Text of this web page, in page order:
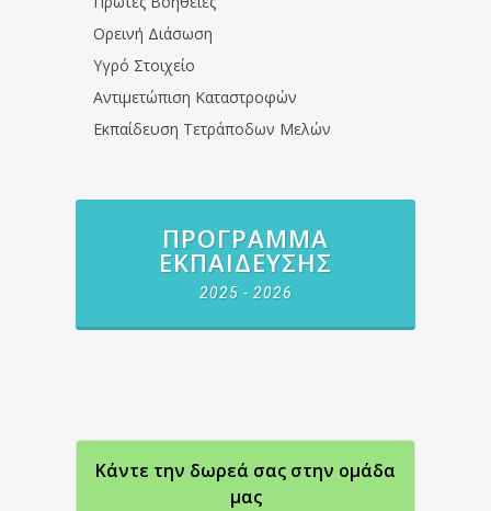
Ορεινή Διάσωση
Υγρό Στοιχείο
Αντιμετώπιση Καταστροφών
Εκπαίδευση Τετράποδων Μελών
ΠΡΌΓΡΑΜΜΑ
ΕΚΠΑΊΔΕΥΣΗΣ
2025 - 2026
Κάντε την δωρεά σας στην oμάδα
μας